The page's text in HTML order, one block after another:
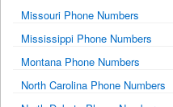
Missouri Phone Numbers
Mississippi Phone Numbers
Montana Phone Numbers
North Carolina Phone Numbers